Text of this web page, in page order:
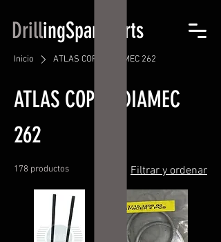
DrillingSpareParts
Inicio ATLAS COPCO DIAMEC 262
ATLAS COPCO DIAMEC
262
178 productos Filtrar y ordenar